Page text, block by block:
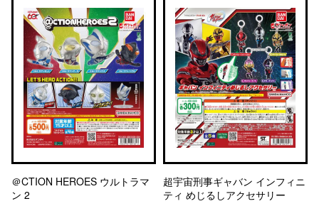
＠CTION HEROES ウルトラマ
ン 2
超宇宙刑事ギャバン インフィニ
ティ めじるしアクセサリー